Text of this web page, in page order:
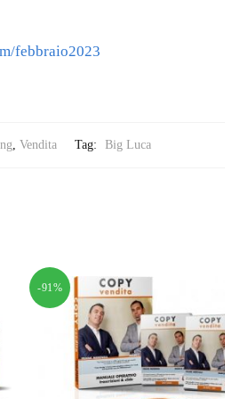
febbraio2023
Vendita Tag: Big Luca
-91%